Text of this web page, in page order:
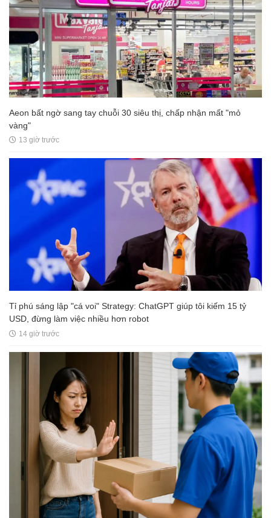
Aeon bất ngờ sang tay chuỗi 30 siêu thị, chấp nhận mất "mỏ
vàng"
13 giờ trước
Tỉ phú sáng lập "cá voi" Strategy: ChatGPT giúp tôi kiếm 15 tỷ
USD, đừng làm việc nhiều hơn robot
14 giờ trước